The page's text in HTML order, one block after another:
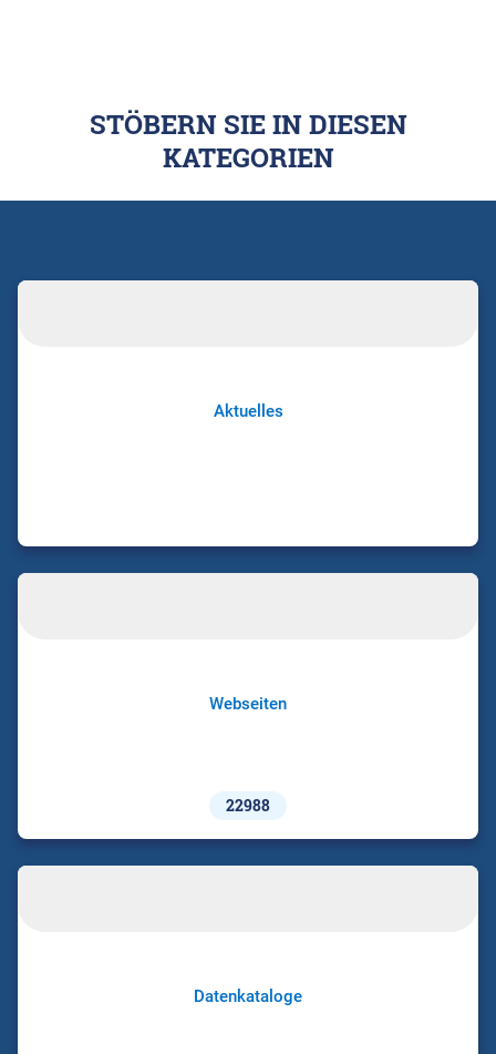
STÖBERN SIE IN DIESEN
KATEGORIEN
Aktuelles
Webseiten
22988
Datenkataloge